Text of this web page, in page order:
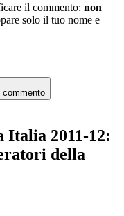
il commento: non
solo il tuo nome e
commento
2011-12:
della